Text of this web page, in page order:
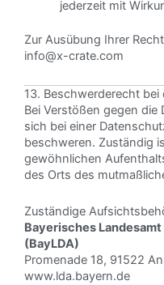
jederzeit mit
Zur Ausübung Ihrer
info@x-crate.com
13. Beschwerderecht
Bei Verstößen gegen die
sich bei einer
beschweren. Zuständig
gewöhnlichen
des Orts des
Zuständige
Bayerisches
(BayLDA)
Promenade 18, 91522
www.lda.bayern.de